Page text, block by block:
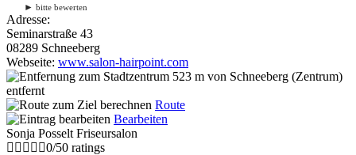
► bitte bewerten
Adresse:
Seminarstraße 43
08289 Schneeberg
Webseite: www.salon-hairpoint.com
523 m von Schneeberg (Zentrum)
entfernt
Route
Bearbeiten
Sonja Posselt Friseursalon
0/50 ratings